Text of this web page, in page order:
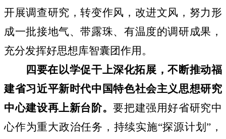
开展调查研究，转变作风，改进文风，努力形
成一批接地气、带露珠、有温度的调研成果，
充分发挥好思想库智囊团作用。
四要在以学促干上深化拓展，不断推动福
建省习近平新时代中国特色社会主义思想研究
中心建设再上新台阶。要把建强用好省研究中
心作为重大政治任务， 持续实施“探源计划”，